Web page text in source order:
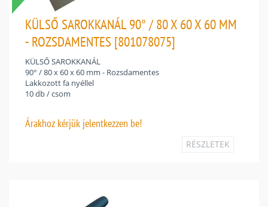
KÜLSŐ SAROKKANÁL 90° / 80 X 60 X 60 MM
- ROZSDAMENTES [801078075]
KÜLSŐ SAROKKANÁL
90° / 80 x 60 x 60 mm - Rozsdamentes
Lakkozott fa nyéllel
10 db / csom
Árakhoz kérjük jelentkezzen be!
RÉSZLETEK